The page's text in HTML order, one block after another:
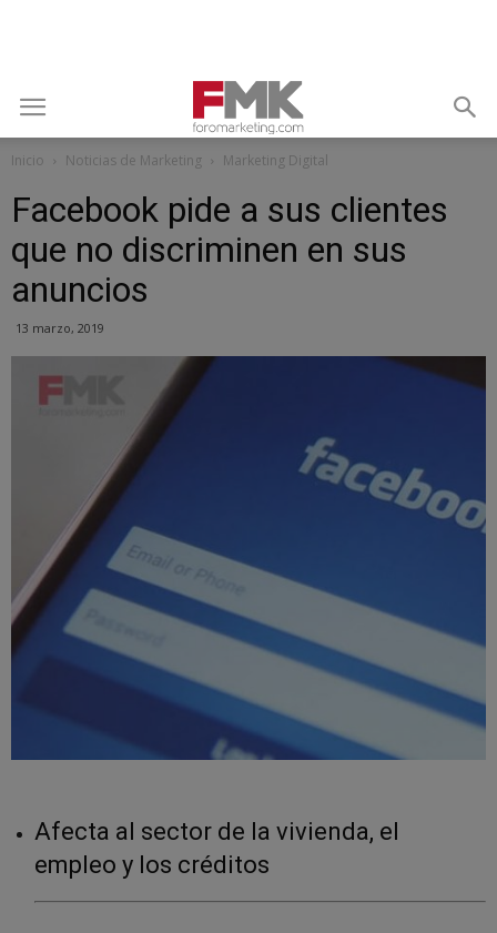
Inicio Noticias de Marketing Marketing Digital
Facebook pide a sus clientes
que no discriminen en sus
anuncios
13 marzo, 2019
Afecta al sector de la vivienda, el
empleo y los créditos